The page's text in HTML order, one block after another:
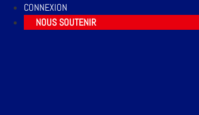
CONNEXION
NOUS SOUTENIR